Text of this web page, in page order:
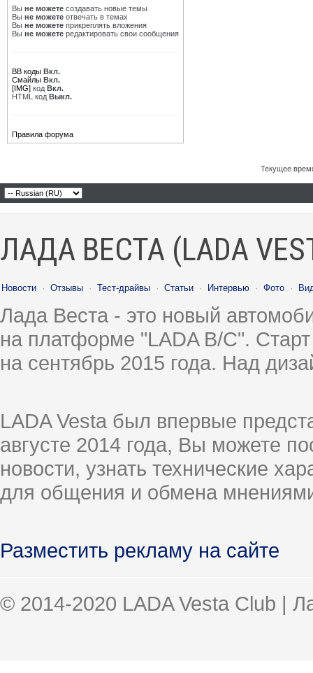
Вы не можете создавать новые темы
Вы не можете отвечать в темах
Вы не можете прикреплять вложения
Вы не можете редактировать свои сообщения
BB коды Вкл.
Смайлы Вкл.
[IMG] код Вкл.
HTML код Выкл.
Правила форума
Текущее
ЛАДА ВЕСТА (LADA
Новости · Отзывы · Тест-драйвы · Статьи · Интервью · Фото ·
Лада Веста - это новый
на платформе "LADA B/C".
на сентябрь 2015 года. Над
LADA Vesta был впервые
августе 2014 года, Вы можете
новости, узнать технические
для общения и обмена
Разместить рекламу на сайте
© 2014-2020 LADA Vesta Club |